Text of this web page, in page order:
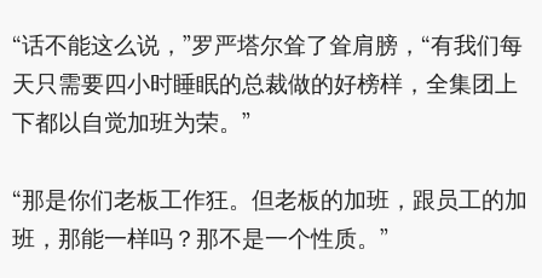
“话不能这么说，”罗严塔尔耸了耸肩膀，“有我们每
天只需要四小时睡眠的总裁做的好榜样，全集团上
下都以自觉加班为荣。”
“那是你们老板工作狂。但老板的加班，跟员工的加
班，那能一样吗？那不是一个性质。”